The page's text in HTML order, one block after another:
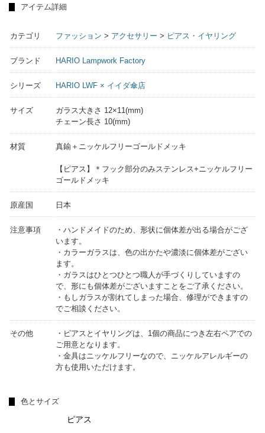
アイテム詳細
カテゴリ ファッション > アクセサリー > ピアス・イヤリング
ブランド HARIO Lampwork Factory
シリーズ HARIO LWF × イイダ傘店
サイズ
ガラス大きさ 12×11(mm)
チェーン長さ 10(mm)
材質 真鍮＋ニッケルフリーゴールドメッキ
【ピアス】＊フック部分のみステンレス+ニッケルフリー
ゴールドメッキ
原産国 日本
注意事項
・ハンドメイドのため、形状に個体差が出る場合がござ
います。
・カラーガラスは、色の出かたや濃淡に個体差がござい
ます。
・ガラスはひとつひとつ職人が手づくりしていますの
で、形にも個体差がございますことをご了承ください。
・もしガラスが割れてしまった場合、修理ができますの
でご相談ください。
その他
・ピアスとイヤリングは、1個の商品につき左右ペアでの
ご用意となります。
・金具はニッケルフリーなので、ニッケルアレルギーの
方も使用いただけます。
色とサイズ
ピアス